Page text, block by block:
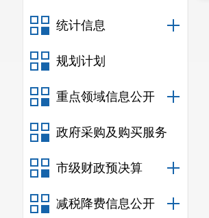
统计信息
规划计划
重点领域信息公开
政府采购及购买服务
市级财政预决算
减税降费信息公开